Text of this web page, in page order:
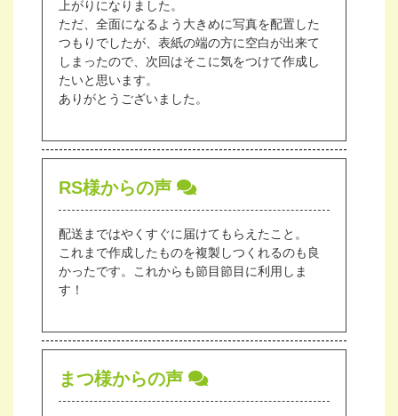
上がりになりました。
ただ、全面になるよう大きめに写真を配置した
つもりでしたが、表紙の端の方に空白が出来て
しまったので、次回はそこに気をつけて作成し
たいと思います。
ありがとうございました。
RS様からの声
配送まではやくすぐに届けてもらえたこと。
これまで作成したものを複製しつくれるのも良
かったです。これからも節目節目に利用しま
す！
まつ様からの声